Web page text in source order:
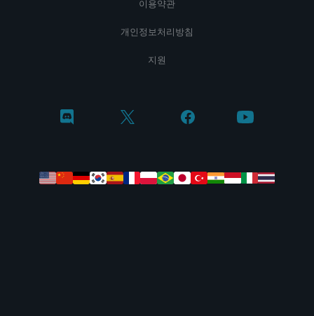
이용약관
개인정보처리방침
지원